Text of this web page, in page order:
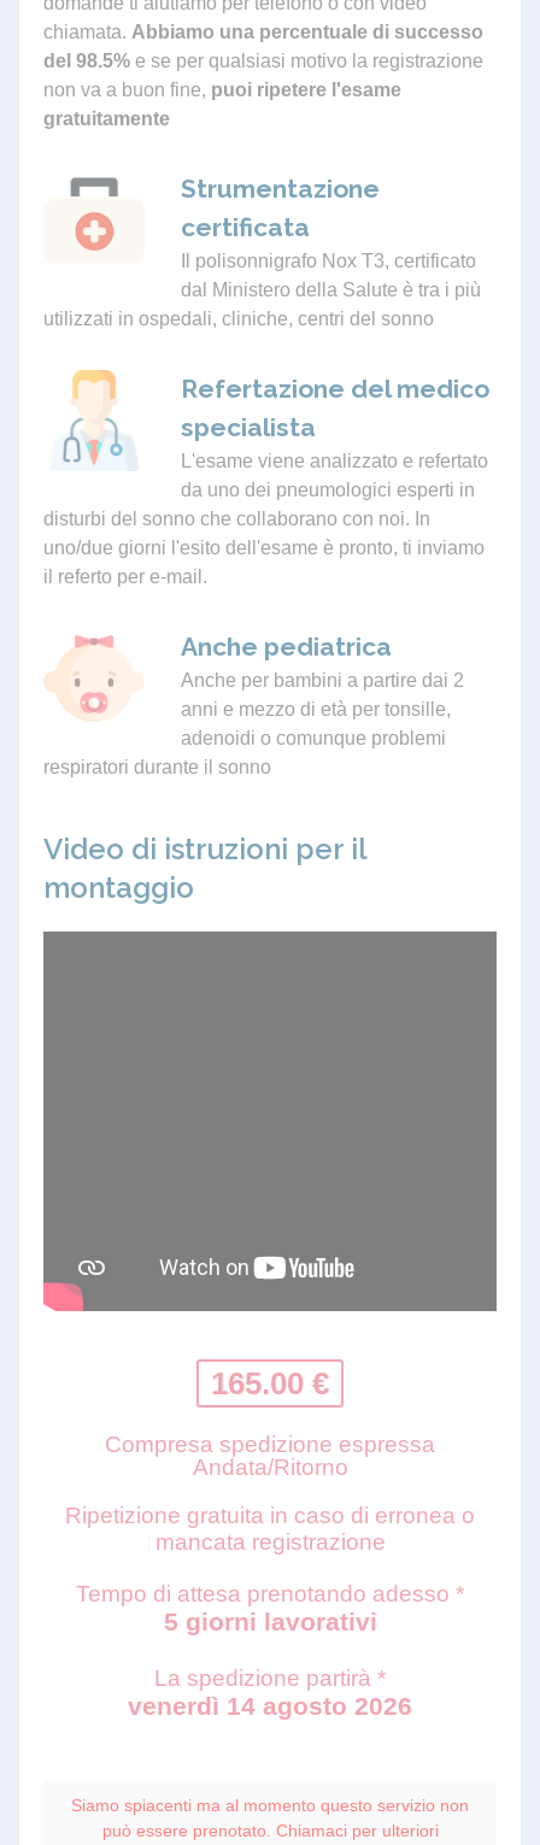
chiamata. Abbiamo una percentuale di successo
del 98.5% e se per qualsiasi motivo la registrazione
non va a buon fine, puoi ripetere l'esame
gratuitamente
Strumentazione
certificata
Il polisonnigrafo Nox T3, certificato
dal Ministero della Salute è tra i più
utilizzati in ospedali, cliniche, centri del sonno
Refertazione del medico
specialista
L'esame viene analizzato e refertato
da uno dei pneumologici esperti in
disturbi del sonno che collaborano con noi. In
uno/due giorni l'esito dell'esame è pronto, ti inviamo
il referto per e-mail.
Anche pediatrica
Anche per bambini a partire dai 2
anni e mezzo di età per tonsille,
adenoidi o comunque problemi
respiratori durante il sonno
Video di istruzioni per il
montaggio
165.00 €
Compresa spedizione espressa
Andata/Ritorno
Ripetizione gratuita in caso di erronea o
mancata registrazione
Tempo di attesa prenotando adesso *
5 giorni lavorativi
La spedizione partirà *
venerdì 14 agosto 2026
Siamo spiacenti ma al momento questo servizio non
può essere prenotato. Chiamaci per ulteriori